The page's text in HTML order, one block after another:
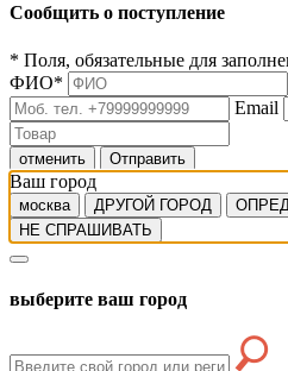
Сообщить о поступление
* Поля, обязательные для
ФИО*
Email
отменить Отправить
Ваш город
москва ДРУГОЙ ГОРОД
НЕ СПРАШИВАТЬ
выберите ваш город